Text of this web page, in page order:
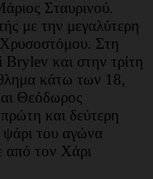
Σταυρινού.
με την μεγαλύτερη
Στη
και στην τρίτη
κάτω των 18,
Θεόδωρος
και δεύτερη
ψάρι του αγώνα
από τον Χάρι